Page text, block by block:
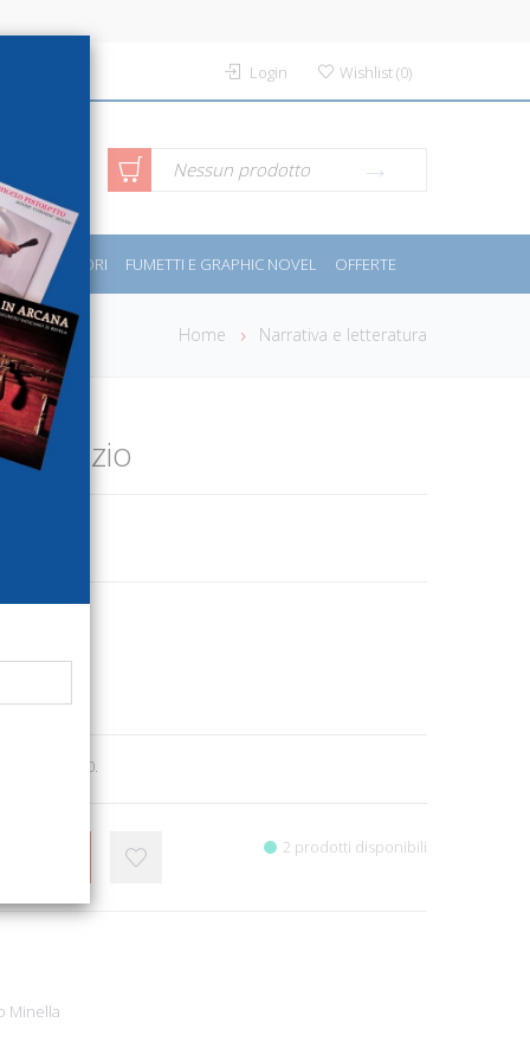
Login Wishlist(0)
Nessun prodotto
E MOTORI FUMETTI E GRAPHIC NOVEL OFFERTE
Home Narrativa e letteratura
silenzio
ill., cm 14x20.
2 prodotti disponibili
Minella